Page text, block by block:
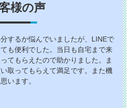
様の声
するか悩んでいましたが、LINEで
も便利でした。当日も自宅まで来
てもらえたので助かりました。ま
取ってもらえて満足です。また機
います。